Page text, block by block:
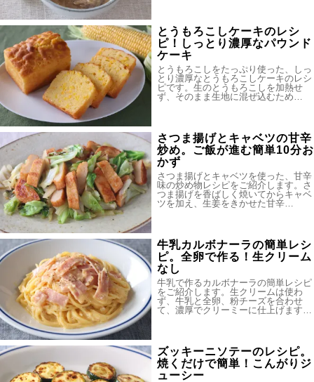
とうもろこしケーキのレシ
ピ！しっとり濃厚なパウンド
ケーキ
とうもろこしをたっぷり使った、しっ
とり濃厚なとうもろこしケーキのレシ
ピです。生のとうもろこしを加熱せ
ず、そのまま生地に混ぜ込むため…
さつま揚げとキャベツの甘辛
炒め。ご飯が進む簡単10分お
かず
さつま揚げとキャベツを使った、甘辛
味の炒め物レシピをご紹介します。さ
つま揚げを香ばしく焼いてからキャベ
ツを加え、生姜をきかせた甘辛…
牛乳カルボナーラの簡単レシ
ピ。全卵で作る！生クリーム
なし
牛乳で作るカルボナーラの簡単レシピ
をご紹介します。生クリームは使わ
ず、牛乳と全卵、粉チーズを合わせ
て、濃厚でクリーミーに仕上げます…
ズッキーニソテーのレシピ。
焼くだけで簡単！こんがりジ
ューシー